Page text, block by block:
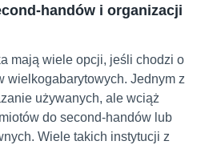
handów i organizacji
mają wiele opcji, jeśli chodzi o
wielkogabarytowych. Jednym z
używanych, ale wciąż
do second-handów lub
Wiele takich instytucji z